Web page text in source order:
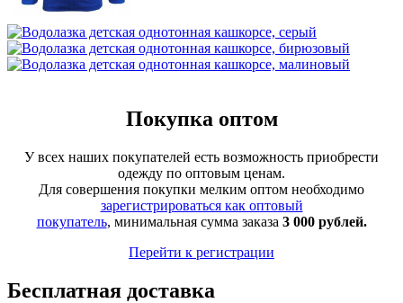
Покупка оптом
У всех наших покупателей есть возможность приобрести
одежду по оптовым ценам.
Для совершения покупки мелким оптом необходимо
зарегистрироваться как оптовый
покупатель, минимальная сумма заказа 3 000 рублей.
Перейти к регистрации
Бесплатная доставка